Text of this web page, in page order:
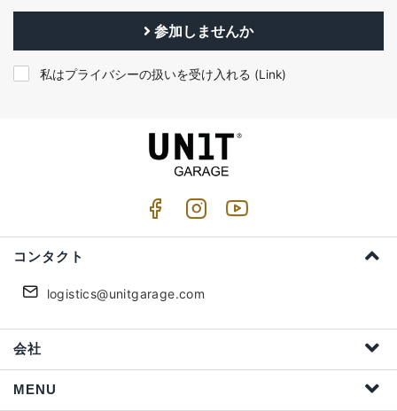
参加しませんか
私はプライバシーの扱いを受け入れる (Link)
コンタクト
logistics@unitgarage.com
会社
MENU